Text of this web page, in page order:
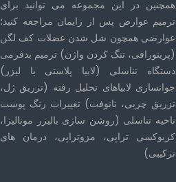
همچنین در این مجموعه می توانید برای
ترمیم عوارض پس از زایمان مراجعه کنید؛
عوارضی همچون شل شدن عضلات کف لگن
(پرینورافی، تنگ کردن واژن) ترمیم بدفرمی
دستگاه تناسلی (لابیا پلاستی با لیزر)
جوانسازی لابیاهای تحلیل رفته (تزریق ژل،
تزریق چربی، نانوفت) تغییرات رنگ پوست
ناحیه تناسلی (روشن سازی بالیزر مونالیزا،
کربوکسی تراپی، مزوتراپی، درمان های
ترکیبی)